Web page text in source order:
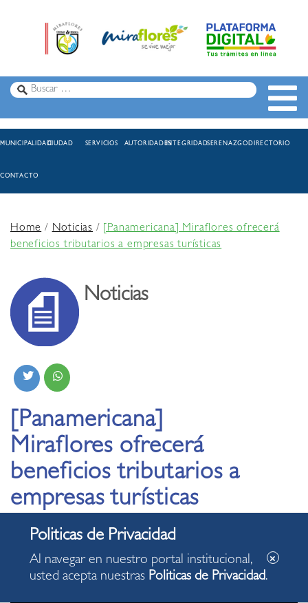
MUNICIPALIDADCIUDAD SERVICIOS AUTORIDADESINTEGRIDADSERENAZGODIRECTORIO
CONTACTO
Home/Noticias /
[Panamericana] Miraflores ofrecerá
beneficios tributarios a empresas turísticas
Noticias
[Panamericana]
Miraflores ofrecerá
beneficios tributarios a
empresas turísticas
15.06.2020
Al navegar en nuestro portal institucional,
usted acepta nuestras Politicas de Privacidad.